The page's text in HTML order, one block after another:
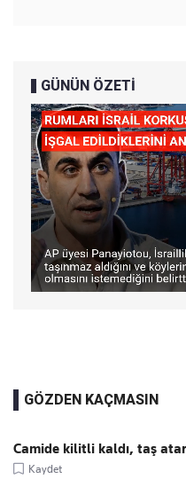
GÜNÜN ÖZETİ
GÖZDEN KAÇMASIN
Camide kilitli kaldı, taş
Kaydet